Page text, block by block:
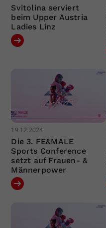
Svitolina serviert
beim Upper Austria
Ladies Linz
19.12.2024
Die 3. FE&MALE
Sports Conference
setzt auf Frauen- &
Männerpower